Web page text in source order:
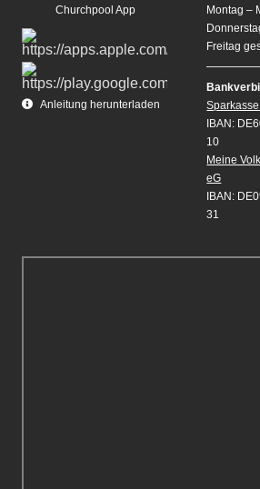
Churchpool App
Anleitung herunterladen
Montag –
Freitag
IBAN:
10
Meine
eG
IBAN:
31